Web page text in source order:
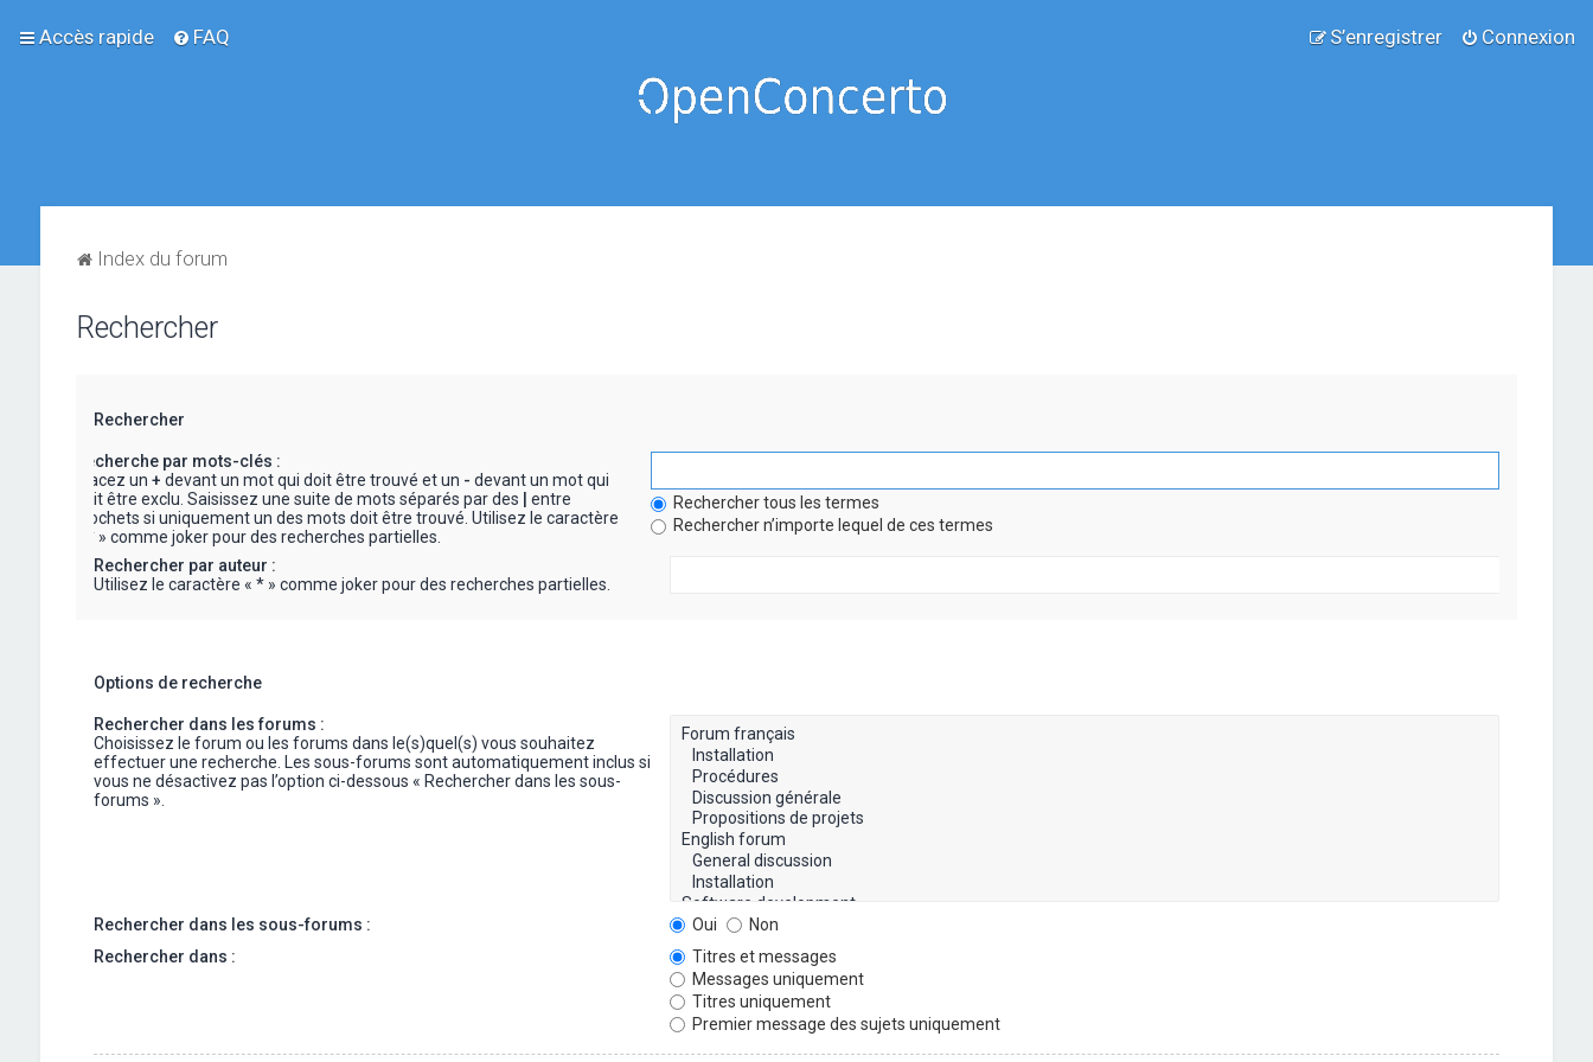
Accès rapide FAQ Connexion
S’enregistrer
Index du forum
Rechercher
Rechercher
Recherche par mots-clés :
Placez un + devant un mot qui doit être trouvé et un - devant un mot qui
doit être exclu. Saisissez une suite de mots séparés par des
entre
crochets si uniquement un des mots doit être trouvé. Utilisez le caractère
« * » comme joker pour des recherches partielles.
Rechercher tous les termes
Rechercher n’importe lequel de ces termes
Rechercher par auteur :
Utilisez le caractère « * » comme joker pour des recherches partielles.
Options de recherche
Rechercher dans les forums :
Choisissez le forum ou les forums dans le(s)quel(s) vous souhaitez
effectuer une recherche. Les sous-forums sont automatiquement inclus si
vous ne désactivez pas l’option ci-dessous « Rechercher dans les sous-
forums ».
Rechercher dans les sous-forums : Oui
Non
Rechercher dans :
Titres et messages
Messages uniquement
Titres uniquement
Premier message des sujets uniquement